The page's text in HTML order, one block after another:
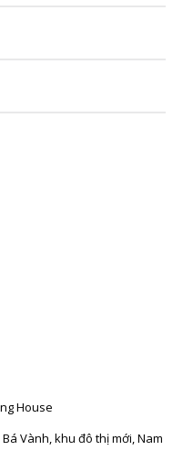
House
Vành, khu đô thị mới, Nam